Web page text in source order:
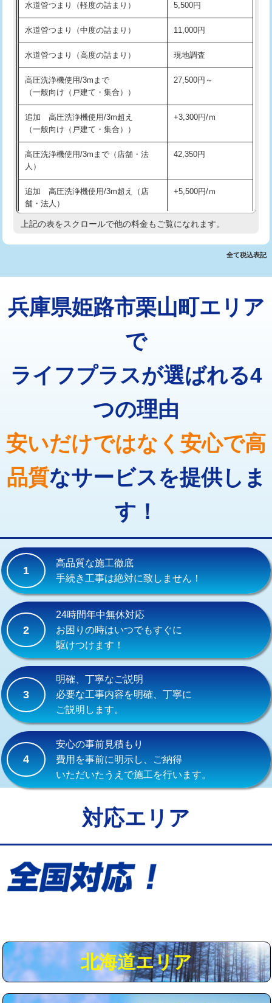
洗面台設置 38,500円
化粧台設置 22,000円
追加人工 16,500円
廃棄・処分 現場見積
※給水管工事は20mmまでの価格です。
交換・取付(排水栓・排水トラップ
22,000円+材料費
持込商品取付（混合水栓）
持込商品取付（浄水器・分岐水栓） 16,500円
業）
排水管工事（追加 排水管工事/3ｍ超
え）
マス交換（土の掘削・埋め戻し作業） 11,000円~
マス交換（深さ50㎝以上） 66,000円
コンクリート斫り（厚さ10㎝超え）
モルタル補修（厚さ10㎝まで） 27,500円
16,500円
廃棄・処分 現場見積
水道管つまり（軽度の詰まり） 5,500円
水道管つまり（中度の詰まり） 11,000円
水道管つまり（高度の詰まり） 現地調査
高圧洗浄機使用/3mまで
（一般向け（戸建て・集合））
27,500円～
追加 高圧洗浄機使用/3m超え
（一般向け（戸建て・集合））
+3,300円/ｍ
高圧洗浄機使用/3mまで（店舗・法
人）
42,350円
追加 高圧洗浄機使用/3m超え（店
舗・法人）
+5,500円/ｍ
高度高圧洗浄換 現地調査
トーラー機使用/3mまで 33,000円
追加トーラー機使用/3m超え +3,300円
止水・漏水調査・防水処理・清掃・修
11,000円
止水・漏水調査・防水処理・清掃・修
22,000円
止水・漏水調査・防水処理・清掃・修
理・調整・分解・加工など（重作業）
33,000円
その他部品の脱着 8,800円～
交換・取付(単水栓（壁付・デッキ
式）)
13,200円+材料費
交換・取付(混合水栓（壁付・デッキ
式・ワンホール）)
16,500円+材料費
交換・取付(排水栓・排水トラップ
（P/S/ポップアップ））
交換・取付（その他部品）
持込商品取付（単水栓）
持込商品取付（混合水栓） 16,500円
持込商品取付（浄水器・分岐水栓） 16,500円
給水管工事※（ホール加工)
給水管工事※（バンド止め) 3,300円
給水管工事※（保温材使用（バンド止
5,500円
給水管工事※（土の掘削・埋め戻し作
業)
用（追加）/3ｍ超え)
給水管工事※（ライニング鋼管・銅
44,000円
上記の表をスクロールで他の料金もご覧になれます。
全て税込表記
兵庫県姫路市栗山町エリア
で
ライフプラスが選ばれる4
つの理由
安いだけではなく安心で高
品質なサービスを提供しま
す！
1
高品質な施工徹底
手続き工事は絶対に致しません！
2
24時間年中無休対応
お困りの時はいつでもすぐに
駆けつけます！
3
明確、丁寧なご説明
必要な工事内容を明確、丁寧に
ご説明します。
4
安心の事前見積もり
費用を事前に明示し、ご納得
いただいたうえで施工を行います。
対応エリア
北海道エリア